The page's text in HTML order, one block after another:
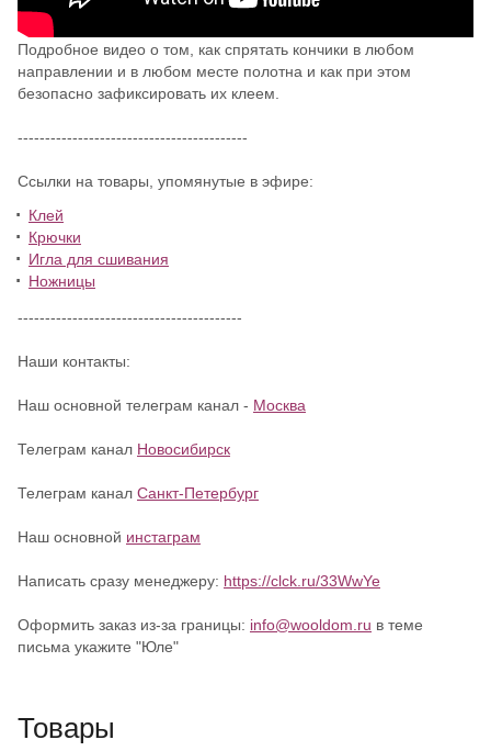
Подробное видео о том, как спрятать кончики в любом
направлении и в любом месте полотна и как при этом
безопасно зафиксировать их клеем.
------------------------------------------
Ссылки на товары, упомянутые в эфире:
Клей
Крючки
Игла для сшивания
Ножницы
-----------------------------------------
Наши контакты:
Наш основной телеграм канал - Москва
Телеграм канал Новосибирск
Телеграм канал Санкт-Петербург
Наш основной инстаграм
Написать сразу менеджеру: https://clck.ru/33WwYe
Оформить заказ из-за границы: info@wooldom.ru в теме
письма укажите "Юле"
Товары